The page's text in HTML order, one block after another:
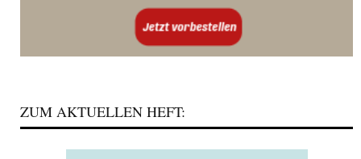
ZUM AKTUELLEN HEFT: